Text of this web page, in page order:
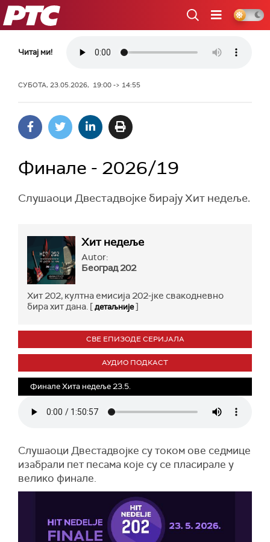
РТС
Читај ми!
СУБОТА, 23.05.2026, 19:00 -> 14:55
Финале - 2026/19
Слушаоци Двестадвојке бирају Хит недеље.
Хит недеље
Autor:
Београд 202
Хит 202, култна емисија 202-јке свакодневно
бира хит дана. [детаљније]
СВЕ ЕПИЗОДЕ СЕРИЈАЛА
АУДИО ПОДКАСТ
Финале Хита недеље 23.5.
Слушаоци Двестадвојке су током ове седмице
изабрали пет песама које су се пласирале у
велико финале.